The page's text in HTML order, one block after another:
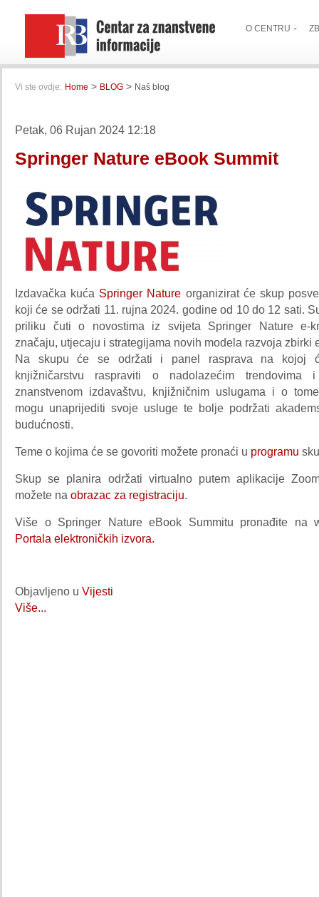
O CENTRU
Vi ste ovdje: Home > BLOG > Naš blog
Petak, 06 Rujan 2024 12:18
Springer Nature eBook Summit
Izdavačka kuća Springer Nature organizirat će skup
koji će se održati 11. rujna 2024. godine od 10 do 12 sati.
priliku čuti o novostima iz svijeta Springer Nature e-
značaju, utjecaju i strategijama novih modela razvoja zbirki
Na skupu će se održati i panel rasprava na kojoj
knjižničarstvu raspraviti o nadolazećim trendovima
znanstvenom izdavaštvu, knjižničnim uslugama i o
mogu unaprijediti svoje usluge te bolje podržati
budućnosti.
Teme o kojima će se govoriti možete pronaći u programu
Skup se planira održati virtualno putem aplikacije
možete na obrazac za registraciju.
Više o Springer Nature eBook Summitu pronađite na
Portala elektroničkih izvora.
Objavljeno u Vijesti
Više...